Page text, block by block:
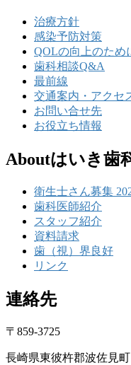
治療方針
感染予防対策
QOLの向上のため
歯科相談Q&A
最前線
交通案内・アクセ
お問い合せ先
お役立ち情報
Aboutはいき歯
衛生士さん募集
歯科医師紹介
スタッフ紹介
資料請求
歯（視）界良好
リンク
連絡先
〒859-3725
長崎県東彼杵郡波佐見町